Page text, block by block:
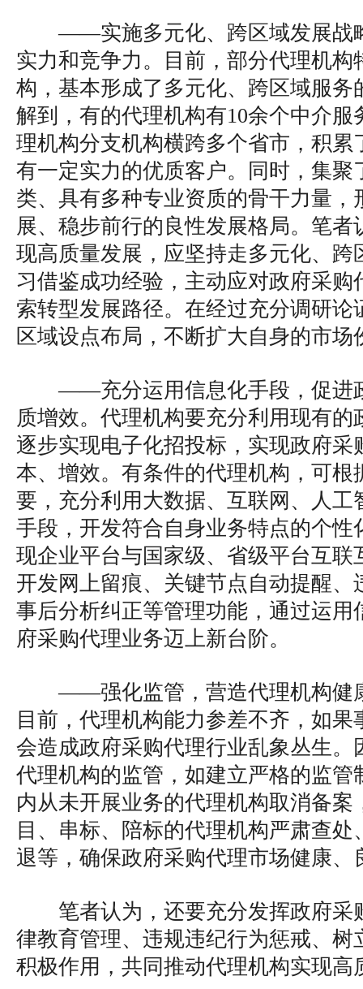
——实施多元化、跨区域发展战
实力和竞争力。目前，部分代理机构
构，基本形成了多元化、跨区域服务
解到，有的代理机构有10余个中介服
理机构分支机构横跨多个省市，积累
有一定实力的优质客户。同时，集聚
类、具有多种专业资质的骨干力量，
展、稳步前行的良性发展格局。笔者
现高质量发展，应坚持走多元化、跨
习借鉴成功经验，主动应对政府采购
索转型发展路径。在经过充分调研论
区域设点布局，不断扩大自身的市场
——充分运用信息化手段，促进
质增效。代理机构要充分利用现有的
逐步实现电子化招投标，实现政府采
本、增效。有条件的代理机构，可根
要，充分利用大数据、互联网、人工
手段，开发符合自身业务特点的个性
现企业平台与国家级、省级平台互联
开发网上留痕、关键节点自动提醒、
事后分析纠正等管理功能，通过运用
府采购代理业务迈上新台阶。
——强化监管，营造代理机构健
目前，代理机构能力参差不齐，如
会造成政府采购代理行业乱象丛生。
代理机构的监管，如建立严格的监管
内从未开展业务的代理机构取消备案
目、串标、陪标的代理机构严肃查
退等，确保政府采购代理市场健康、
笔者认为，还要充分发挥政府采
律教育管理、违规违纪行为惩戒、树
积极作用，共同推动代理机构实现高